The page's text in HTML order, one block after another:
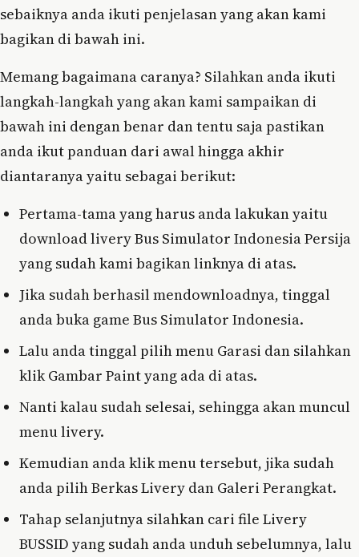
sebaiknya anda ikuti penjelasan yang akan kami
bagikan di bawah ini.
Memang bagaimana caranya? Silahkan anda ikuti
langkah-langkah yang akan kami sampaikan di
bawah ini dengan benar dan tentu saja pastikan
anda ikut panduan dari awal hingga akhir
diantaranya yaitu sebagai berikut:
Pertama-tama yang harus anda lakukan yaitu
download livery Bus Simulator Indonesia Persija
yang sudah kami bagikan linknya di atas.
Jika sudah berhasil mendownloadnya, tinggal
anda buka game Bus Simulator Indonesia.
Lalu anda tinggal pilih menu Garasi dan silahkan
klik Gambar Paint yang ada di atas.
Nanti kalau sudah selesai, sehingga akan muncul
menu livery.
Kemudian anda klik menu tersebut, jika sudah
anda pilih Berkas Livery dan Galeri Perangkat.
Tahap selanjutnya silahkan cari file Livery
BUSSID yang sudah anda unduh sebelumnya, lalu